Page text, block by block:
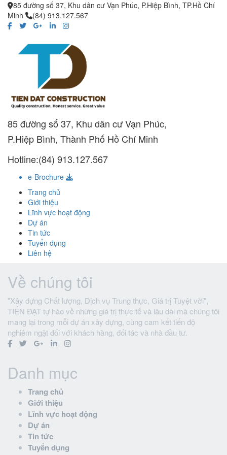
85 đường số 37, Khu dân cư Vạn Phúc, P.Hiệp Bình, TP.Hồ Chí
Minh
(84) 913.127.567
85 đường số 37, Khu dân cư Vạn Phúc,
P.Hiệp Bình, Thành Phố Hồ Chí Minh
Hotline:(84) 913.127.567
e-Brochure
Trang chủ
Giới thiệu
Lĩnh vực hoạt động
Dự án
Tin tức
Tuyển dụng
Liên hệ
Về chúng tôi
"Xây dựng Chất lượng, Dịch vụ Trung thực, Giá trị Tuyệt vời",
TIẾN ĐẠT tự hào về những giá trị thực tế và lâu dài mà chúng tôi
mang lại trong mỗi dự án xây dựng, cùng cam kết tiến độ
nghiêm ngặt đối với khách hàng, đối tác và nhà đầu tư.
Danh mục
Trang chủ
Giới thiệu
Lĩnh vực hoạt động
Dự án
Tin tức
Tuyển dụng